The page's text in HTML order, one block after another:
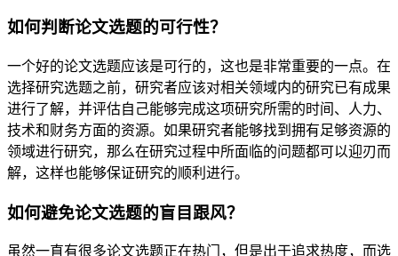
如何判断论文选题的可行性？
一个好的论文选题应该是可行的，这也是非常重要的一点。在
选择研究选题之前，研究者应该对相关领域内的研究已有成果
进行了解，并评估自己能够完成这项研究所需的时间、人力、
技术和财务方面的资源。如果研究者能够找到拥有足够资源的
领域进行研究，那么在研究过程中所面临的问题都可以迎刃而
解，这样也能够保证研究的顺利进行。
如何避免论文选题的盲目跟风？
虽然一直有很多论文选题正在热门，但是出于追求热度，而选